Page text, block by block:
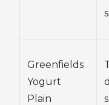
Greenfields
Yogurt
Plain